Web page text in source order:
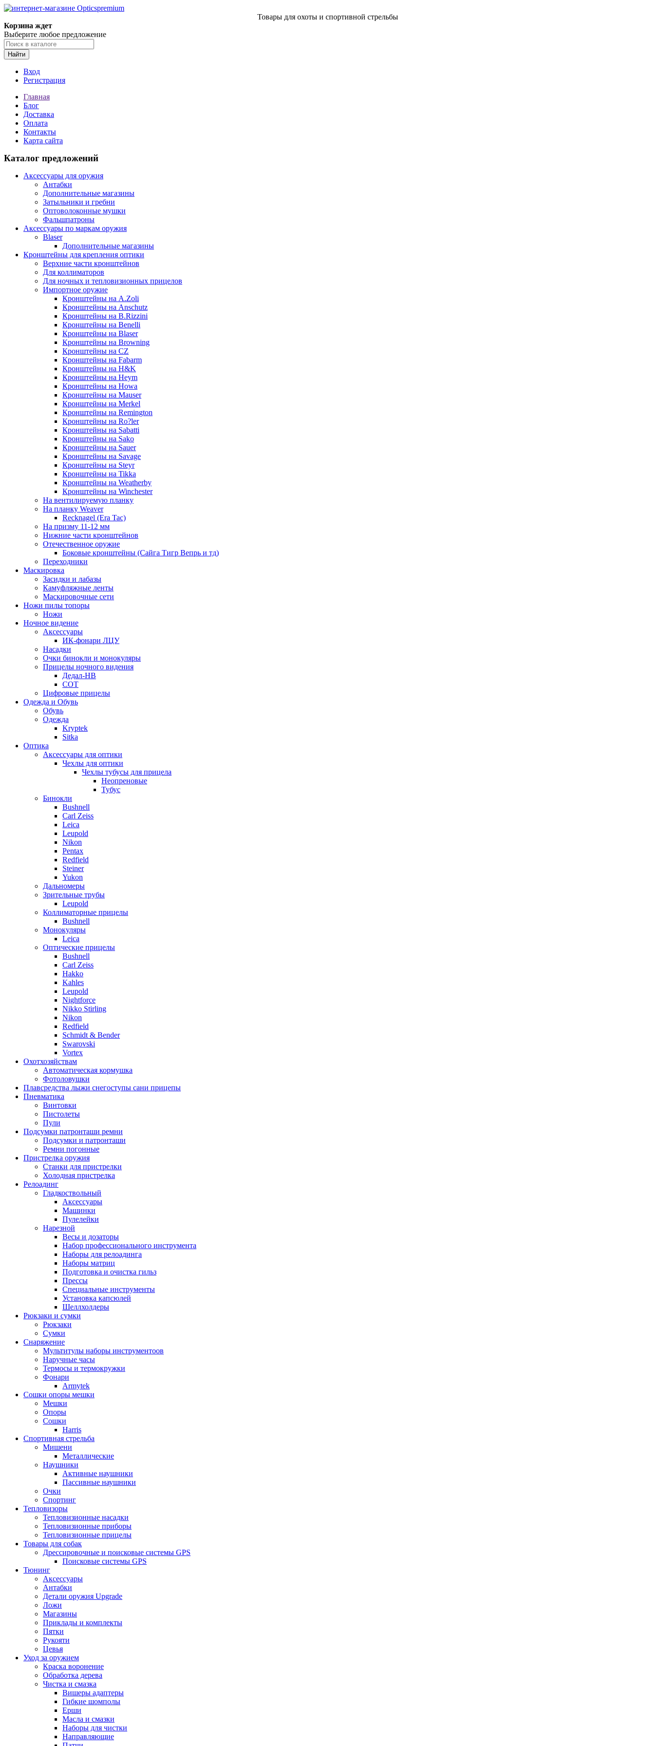
Товары для охоты и спортивной стрельбы
Корзина ждет
Выберите любое предложение
Найти
Вход
Регистрация
Главная
Блог
Доставка
Оплата
Контакты
Карта сайта
Каталог предложений
Аксессуары для оружия
Антабки
Дополнительные магазины
Затыльники и гребни
Оптоволоконные мушки
Фальшпатроны
Аксессуары по маркам оружия
Blaser
Дополнительные магазины
Кронштейны для крепления оптики
Верхние части кронштейнов
Для коллиматоров
Для ночных и тепловизионных прицелов
Импортное оружие
Кронштейны на A.Zoli
Кронштейны на Anschutz
Кронштейны на B.Rizzini
Кронштейны на Benelli
Кронштейны на Blaser
Кронштейны на Browning
Кронштейны на CZ
Кронштейны на Fabarm
Кронштейны на H&K
Кронштейны на Heym
Кронштейны на Howa
Кронштейны на Mauser
Кронштейны на Merkel
Кронштейны на Remington
Кронштейны на Ro?ler
Кронштейны на Sabatti
Кронштейны на Sako
Кронштейны на Sauer
Кронштейны на Savage
Кронштейны на Steyr
Кронштейны на Tikka
Кронштейны на Weatherby
Кронштейны на Winchester
На вентилируемую планку
На планку Weaver
Recknagel (Era Tac)
На призму 11-12 мм
Нижние части кронштейнов
Отечественное оружие
Боковые кронштейны (Сайга Тигр Вепрь и тд)
Переходники
Маскировка
Засидки и лабазы
Камуфляжные ленты
Маскировочные сети
Ножи пилы топоры
Ножи
Ночное видение
Аксессуары
ИК-фонари ЛЦУ
Насадки
Очки бинокли и монокуляры
Прицелы ночного видения
Дедал-НВ
СОТ
Цифровые прицелы
Одежда и Обувь
Обувь
Одежда
Kryptek
Sitka
Оптика
Аксессуары для оптики
Чехлы для оптики
Чехлы тубусы для прицела
Неопреновые
Тубус
Бинокли
Bushnell
Carl Zeiss
Leica
Leupold
Nikon
Pentax
Redfield
Steiner
Yukon
Дальномеры
Зрительные трубы
Leupold
Коллиматорные прицелы
Bushnell
Монокуляры
Leica
Оптические прицелы
Bushnell
Carl Zeiss
Hakko
Kahles
Leupold
Nightforce
Nikko Stirling
Nikon
Redfield
Schmidt & Bender
Swarovski
Vortex
Охотхозяйствам
Автоматическая кормушка
Фотоловушки
Плавсредства лыжи снегоступы сани прицепы
Пневматика
Винтовки
Пистолеты
Пули
Подсумки патронташи ремни
Подсумки и патронташи
Ремни погонные
Пристрелка оружия
Станки для пристрелки
Холодная пристрелка
Релоадинг
Гладкоствольный
Аксессуары
Машинки
Пулелейки
Нарезной
Весы и дозаторы
Набор профессионального инструмента
Наборы для релоадинга
Наборы матриц
Подготовка и очистка гильз
Прессы
Специальные инструменты
Установка капсюлей
Шеллхолдеры
Рюкзаки и сумки
Рюкзаки
Сумки
Снаряжение
Мультитулы наборы инструментоов
Наручные часы
Термосы и термокружки
Фонари
Armytek
Сошки опоры мешки
Мешки
Опоры
Сошки
Harris
Спортивная стрельба
Мишени
Металлические
Наушники
Активные наушники
Пассивные наушники
Очки
Спортинг
Тепловизоры
Тепловизионные насадки
Тепловизионные приборы
Тепловизионные прицелы
Товары для собак
Дрессировочные и поисковые системы GPS
Поисковые системы GPS
Тюнинг
Аксессуары
Антабки
Детали оружия Upgrade
Ложи
Магазины
Приклады и комплекты
Пятки
Рукояти
Цевья
Уход за оружием
Краска воронение
Обработка дерева
Чистка и смазка
Вишеры адаптеры
Гибкие шомполы
Ерши
Масла и смазки
Наборы для чистки
Направляющие